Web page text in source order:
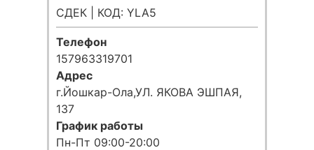
СДЕК | КОД: YLA5
Телефон
157963319701
Адрес
г.Йошкар-Ола,УЛ. ЯКОВА ЭШПАЯ,
137
График работы
Пн-Пт 09:00-20:00